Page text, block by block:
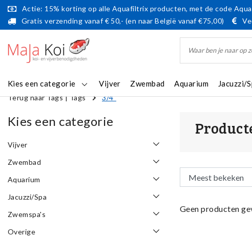
Actie: 15% korting op alle Aquafiltrix producten, met de code
Gratis verzending vanaf € 50,- (en naar België vanaf €75,00)
Kies een categorie Vijver Zwembad Aquarium Jacuzzi/
Terug naar Tags|Tags 3/4"
Kies een categorie
Vijver
Zwembad
Aquarium
Jacuzzi/Spa
Zwemspa's
Overige
Geen producten